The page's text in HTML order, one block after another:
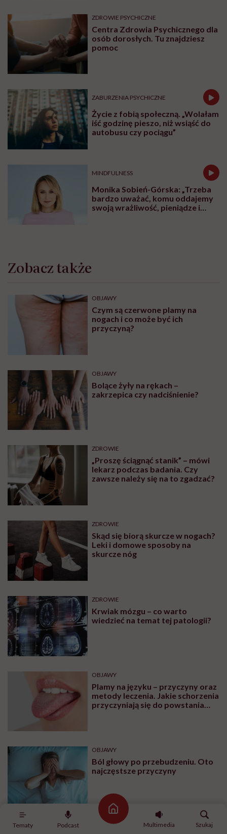
Tematy Podcast
Strona główna
Multimedia
Szukaj
ZDROWIE PSYCHICZNE
Centra Zdrowia Psychicznego dla
osób dorosłych. Tu znajdziesz
pomoc
ZABURZENIA PSYCHICZNE
Życie z fobią społeczną. „Wolałam
iść godzinę pieszo, niż wsiąść do
autobusu czy pociągu”
MINDFULNESS
Monika Sobień-Górska: „Trzeba
bardzo uważać, komu oddajemy
swoją wrażliwość, pieniądze i
Zobacz także
OBJAWY
Czym są czerwone plamy na
nogach i co może być ich
przyczyną?
OBJAWY
Bolące żyły na rękach –
zakrzepica czy nadciśnienie?
ZDROWIE
„Proszę ściągnąć stanik” – mówi
lekarz podczas badania. Czy
zawsze należy się na to zgadzać?
ZDROWIE
Skąd się biorą skurcze w nogach?
Leki i domowe sposoby na
skurcze nóg
ZDROWIE
Krwiak mózgu – co warto
wiedzieć na temat tej patologii?
OBJAWY
Plamy na języku – przyczyny oraz
metody leczenia. Jakie schorzenia
przyczyniają się do powstania
OBJAWY
Ból głowy po przebudzeniu. Oto
najczęstsze przyczyny
OBJAWY